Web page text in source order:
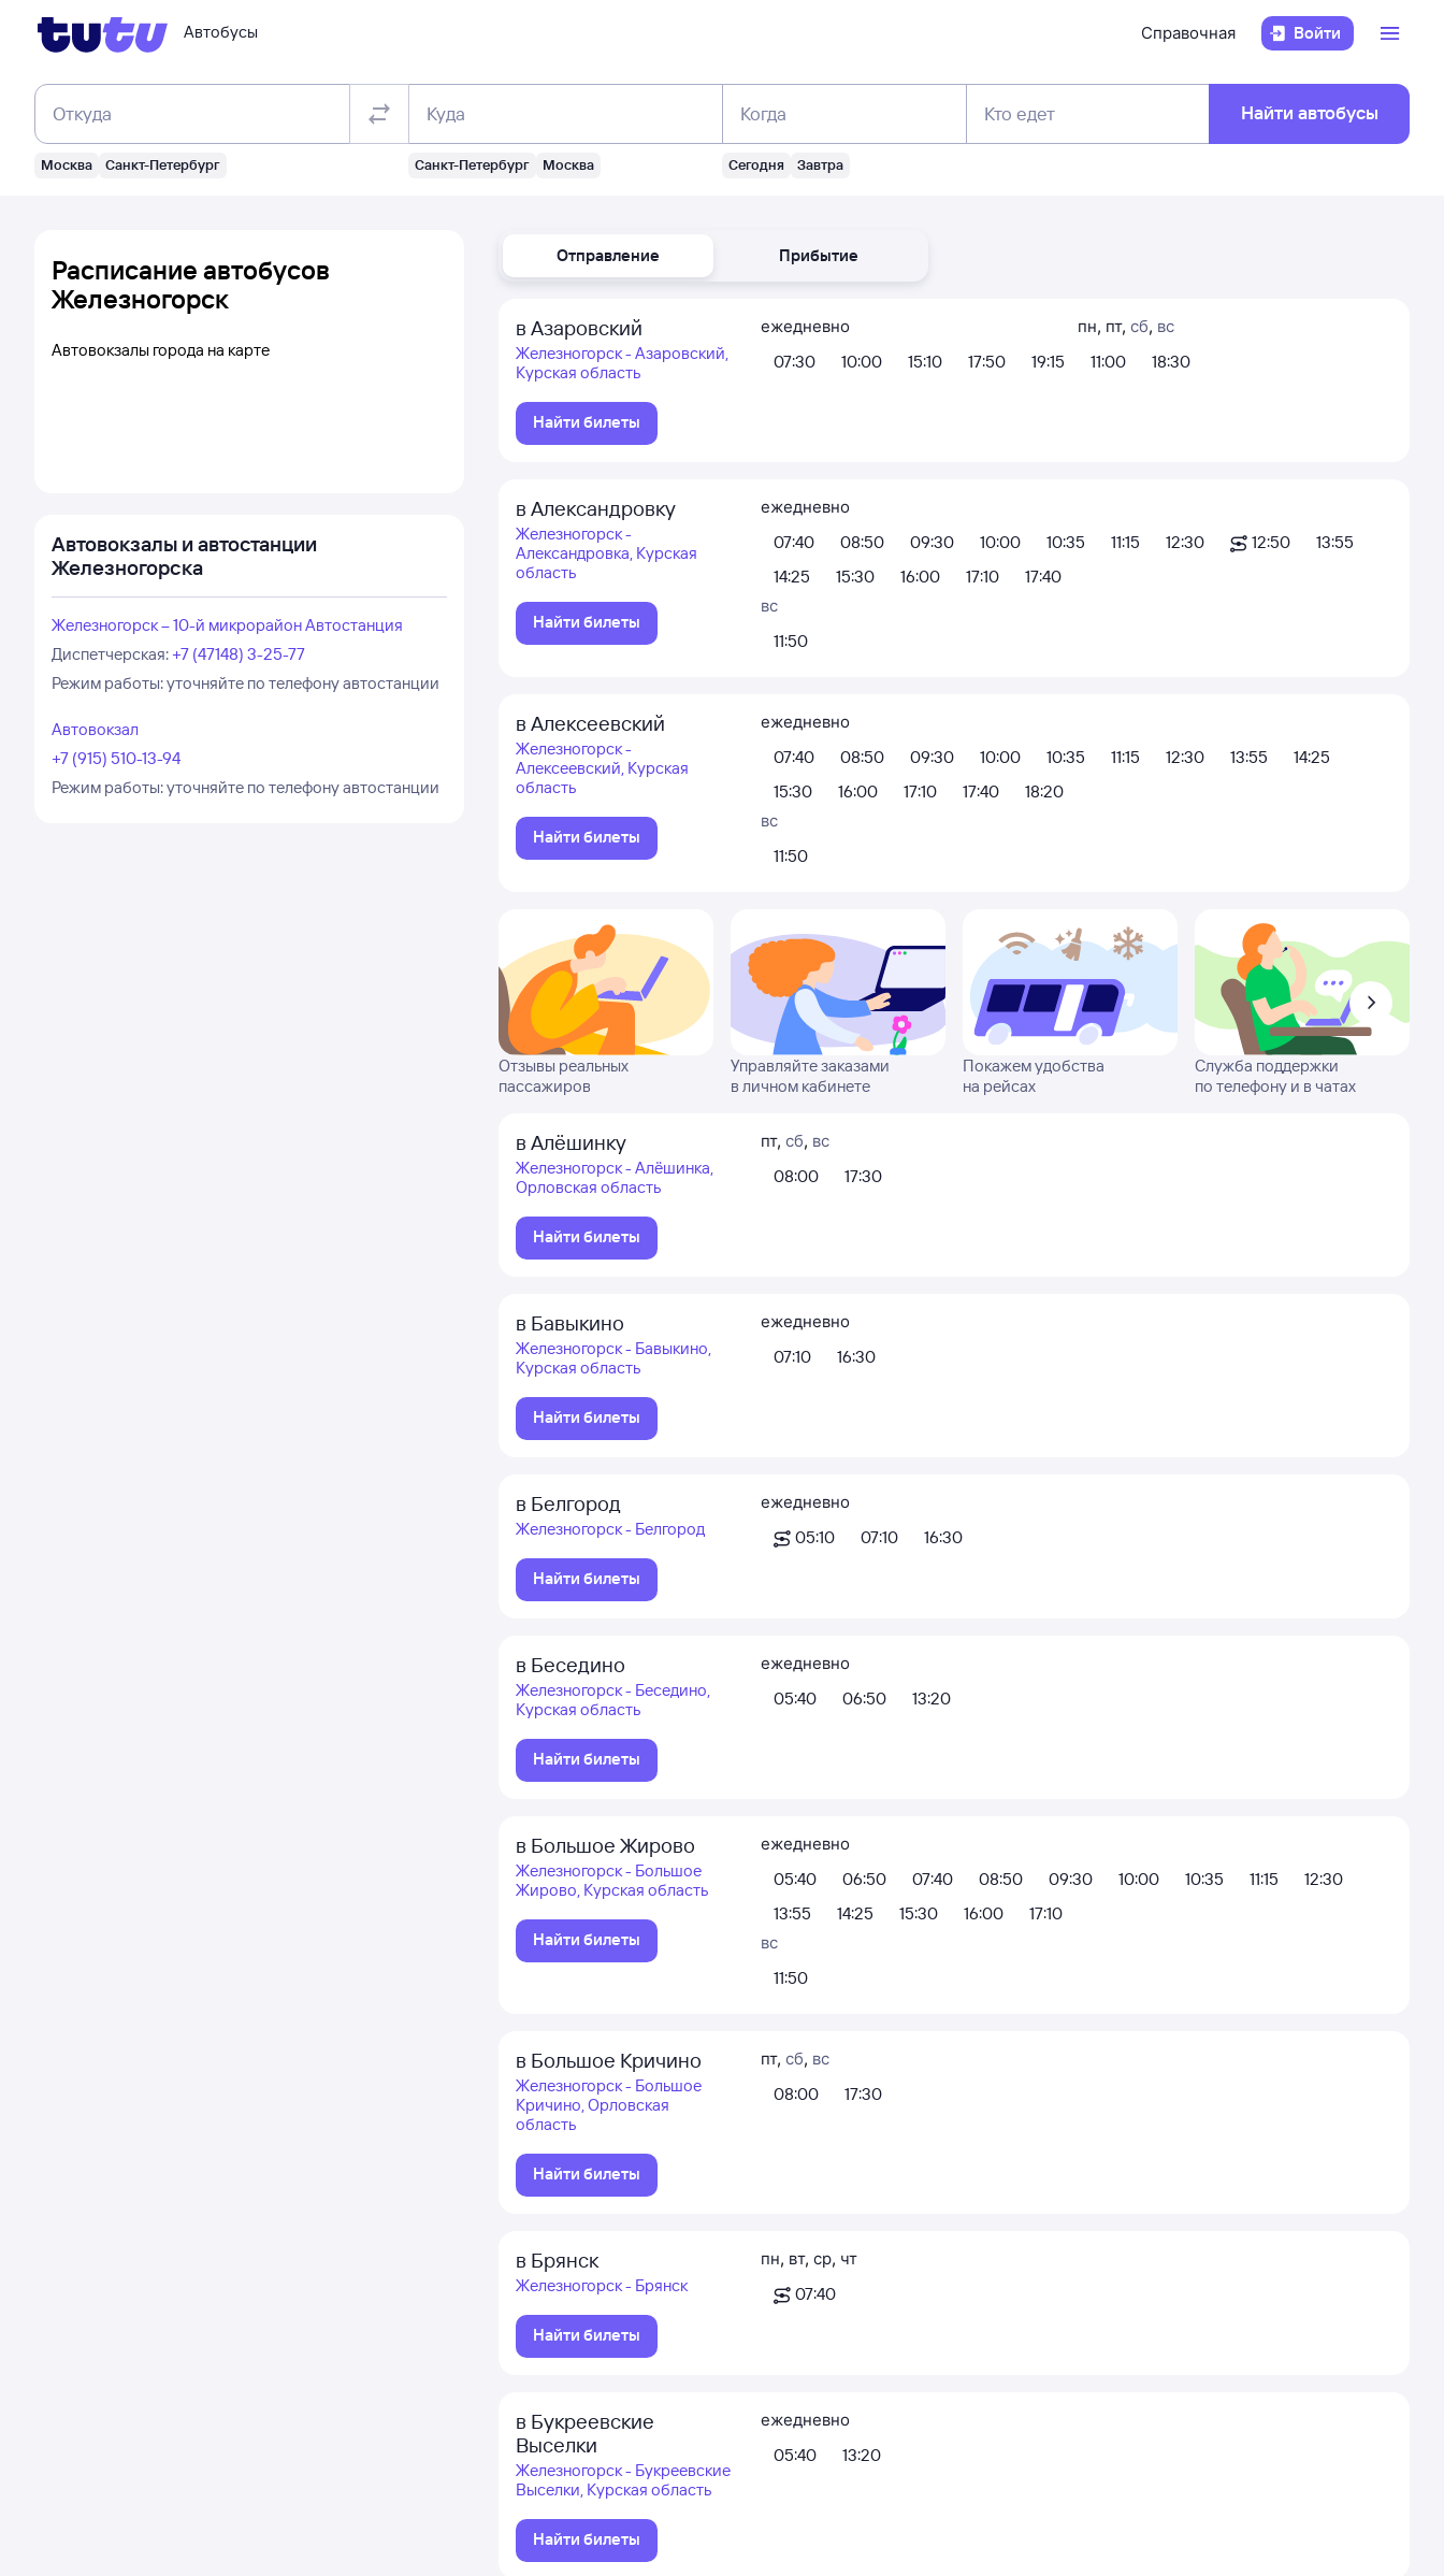
Автобусы Справочная Войти
Откуда
Москва Санкт-Петербург
Куда
Санкт-Петербург Москва
Когда
Сегодня Завтра
Кто едет Найти автобусы
Отправление Прибытие
в Азаровский
Железногорск - Азаровский,
Курская область
Найти билеты
ежедневно
07:30
10:00 15:10 17:50 19:15
пн, пт, сб, вс
11:00
18:30
в Александровку
Железногорск -
Александровка, Курская
область
Найти билеты
ежедневно
07:40
08:50 09:30 10:00 10:35 11:15 12:30 12:50
13:55
14:25
15:30 16:00 17:10
17:40
вс
11:50
в Алексеевский
Железногорск -
Алексеевский, Курская
область
Найти билеты
ежедневно
07:40
08:50 09:30 10:00 10:35 11:15 12:30 13:55
14:25
15:30
16:00 17:10 17:40
18:20
вс
11:50
Отзывы реальных
пассажиров
Управляйте заказами
в личном кабинете
Покажем удобства
на рейсах
Служба поддержки
по телефону и в чатах
в Алёшинку
Железногорск - Алёшинка,
Орловская область
Найти билеты
пт, сб, вс
08:00
17:30
в Бавыкино
Железногорск - Бавыкино,
Курская область
Найти билеты
ежедневно
07:10
16:30
в Белгород
Железногорск - Белгород
Найти билеты
ежедневно
05:10
07:10 16:30
в Беседино
Железногорск - Беседино,
Курская область
Найти билеты
ежедневно
05:40
06:50 13:20
в Большое Жирово
Железногорск - Большое
Жирово, Курская область
Найти билеты
ежедневно
05:40
06:50 07:40 08:50 09:30 10:00 10:35 11:15
12:30
13:55
14:25 15:30 16:00
17:10
вс
11:50
в Большое Кричино
Железногорск - Большое
Кричино, Орловская
область
Найти билеты
пт, сб, вс
08:00
17:30
в Брянск
Железногорск - Брянск
Найти билеты
пн, вт, ср, чт
07:40
в Букреевские
Выселки
Железногорск - Букреевские
Выселки, Курская область
Найти билеты
ежедневно
05:40
13:20
Расписание автобусов
Железногорск
Автовокзалы города на карте
Автовокзалы и автостанции
Железногорска
Железногорск – 10-й микрорайон Автостанция
Диспетчерская: +7 (47148) 3-25-77
Режим работы:уточняйте по телефону автостанции
Автовокзал
+7 (915) 510-13-94
Режим работы:уточняйте по телефону автостанции